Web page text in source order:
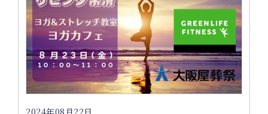
2024年08月22日